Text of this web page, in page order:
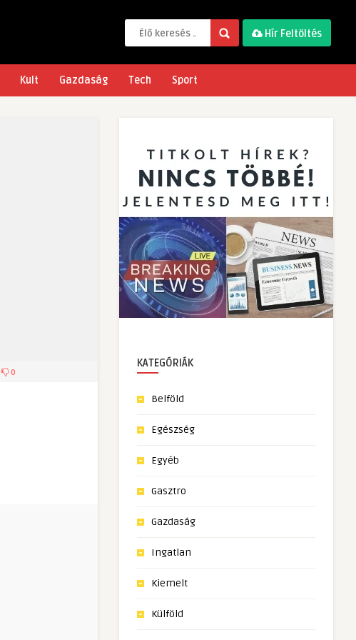
Hír Feltöltés
Kult Gazdaság Tech Sport
0
KATEGÓRIÁK
Belföld
Egészség
Egyéb
Gasztro
Gazdaság
Ingatlan
Kiemelt
Külföld